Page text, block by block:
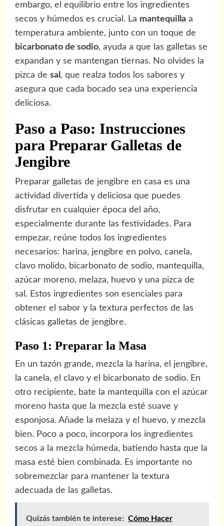
embargo, el equilibrio entre los ingredientes
secos y húmedos es crucial. La mantequilla a
temperatura ambiente, junto con un toque de
bicarbonato de sodio, ayuda a que las galletas se
expandan y se mantengan tiernas. No olvides la
pizca de sal , que realza todos los sabores y
asegura que cada bocado sea una experiencia
deliciosa.
Paso a Paso: Instrucciones
para Preparar Galletas de
Jengibre
Preparar galletas de jengibre en casa es una
actividad divertida y deliciosa que puedes
disfrutar en cualquier época del año,
especialmente durante las festividades. Para
empezar, reúne todos los ingredientes
necesarios: harina, jengibre en polvo, canela,
clavo molido, bicarbonato de sodio, mantequilla,
azúcar moreno, melaza, huevo y una pizca de
sal. Estos ingredientes son esenciales para
obtener el sabor y la textura perfectos de las
clásicas galletas de jengibre.
Paso 1: Preparar la Masa
En un tazón grande, mezcla la harina, el jengibre,
la canela, el clavo y el bicarbonato de sodio. En
otro recipiente, bate la mantequilla con el azúcar
moreno hasta que la mezcla esté suave y
esponjosa. Añade la melaza y el huevo, y mezcla
bien. Poco a poco, incorpora los ingredientes
secos a la mezcla húmeda, batiendo hasta que la
masa esté bien combinada. Es importante no
sobremezclar para mantener la textura
adecuada de las galletas.
Quizás también te interese: Cómo Hacer